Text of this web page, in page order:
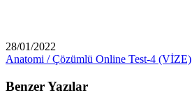
28/01/2022
Anatomi / Çözümlü Online Test-4 (VİZE)
Benzer Yazılar